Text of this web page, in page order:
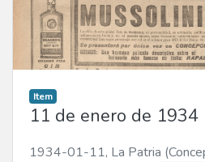
Item
11 de enero de 1934
1934-01-11, La Patria